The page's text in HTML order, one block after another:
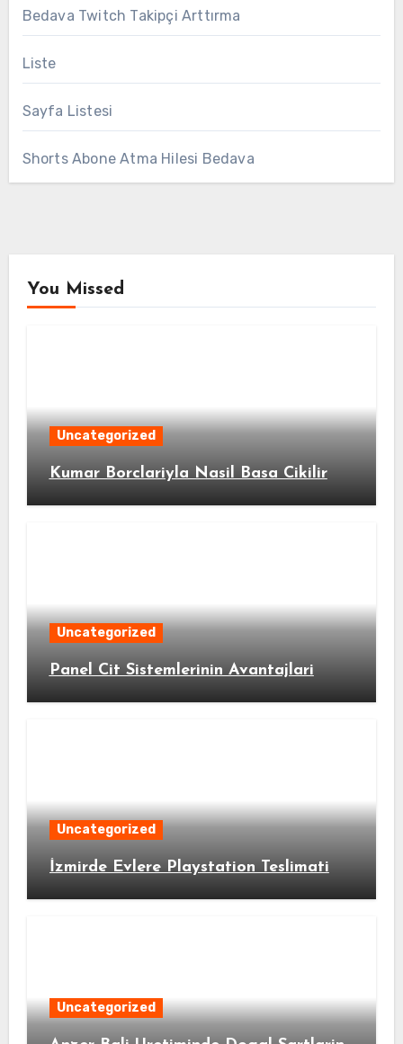
Bedava Twitch Takipçi Arttırma
Liste
Sayfa Listesi
Shorts Abone Atma Hilesi Bedava
You Missed
Uncategorized
Kumar Borclariyla Nasil Basa Cikilir
Uncategorized
Panel Cit Sistemlerinin Avantajlari
Uncategorized
İzmirde Evlere Playstation Teslimati
Uncategorized